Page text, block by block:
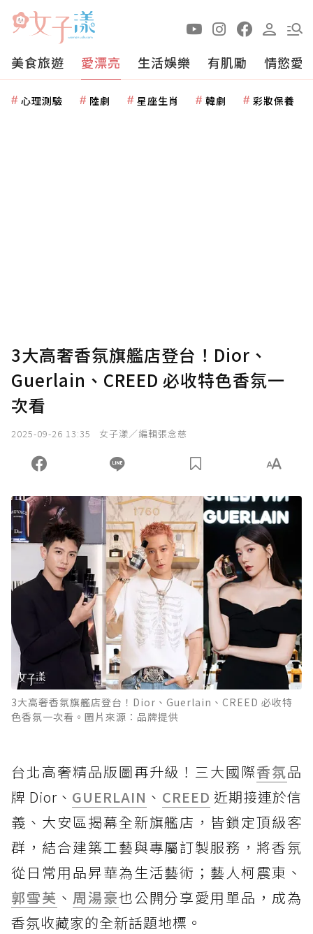
美食旅遊 愛漂亮 生活娛樂 有肌勵 情慾愛
心理測驗 陸劇 星座生肖 韓劇 彩妝保養
3大高奢香氛旗艦店登台！Dior、
Guerlain、CREED 必收特色香氛一
次看
2025-09-26 13:35 女子漾／編輯張念慈
3大高奢香氛旗艦店登台！Dior、Guerlain、CREED 必收特
色香氛一次看。圖片來源：品牌提供
台北高奢精品版圖再升級！三大國際香氛品
牌 Dior、 GUERLAIN 、 CREED 近期接連於信
義、大安區揭幕全新旗艦店，皆鎖定頂級客
群，結合建築工藝與專屬訂製服務，將香氛
從日常用品昇華為生活藝術；藝人柯震東、
郭雪芙 、 周湯豪也公開分享愛用單品，成為
香氛收藏家的全新話題地標。